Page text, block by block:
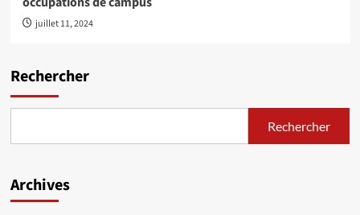
juillet 11, 2024
Rechercher
Rechercher
Archives